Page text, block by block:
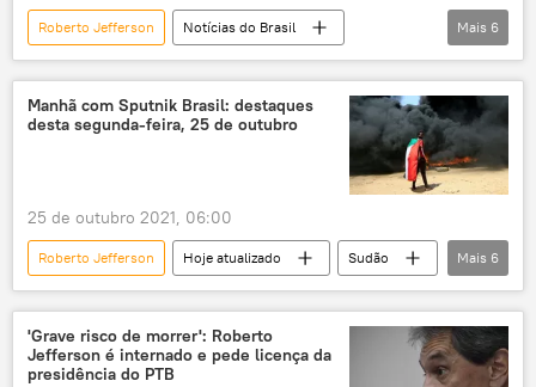
Roberto Jefferson
Notícias do Brasil
Brasil
Américas
Polícia Federal (PF)
tiros
baleada
tiroteios
tiroteio
Mais 6
Manhã com Sputnik Brasil: destaques
desta segunda-feira, 25 de outubro
25 de outubro 2021, 06:00
Roberto Jefferson Hoje atualizado
Sudão
China
AIDS
migrantes
Notícias do Brasil
Jair Bolsonaro
Israel
Mais 6
'Grave risco de morrer': Roberto
Jefferson é internado e pede licença da
presidência do PTB